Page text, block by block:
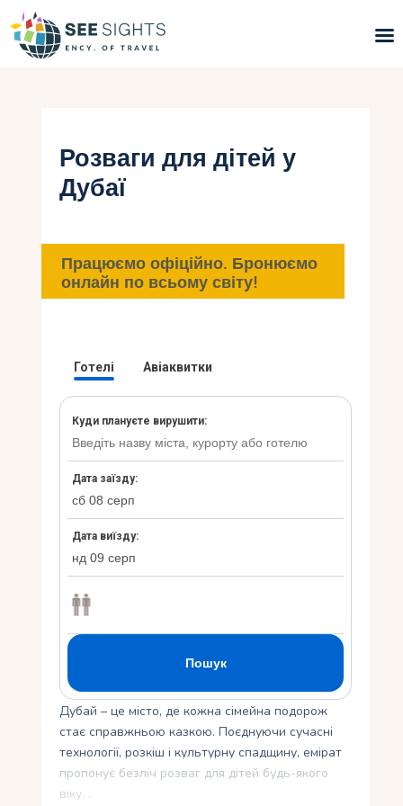
Гарячі тури
Типи Турів
Інфо
Контакти
Розваги для дітей у
Дубаї
Працюємо офіційно. Бронюємо
онлайн по всьому світу!
Дубай – це місто, де кожна сімейна подорож
стає справжньою казкою. Поєднуючи сучасні
технології, розкіш і культурну спадщину, емірат
пропонує безліч розваг для дітей будь-якого
віку. .